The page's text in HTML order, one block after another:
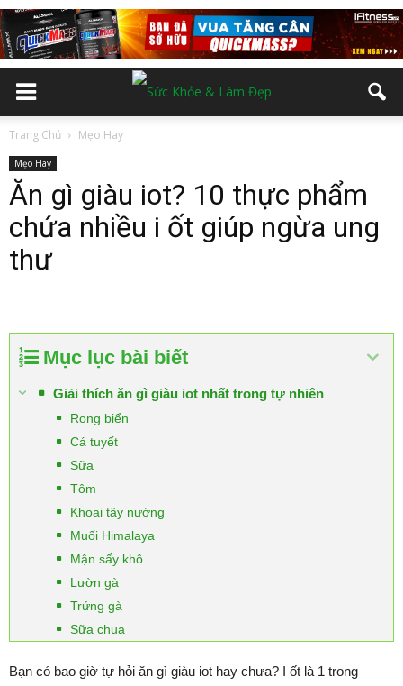
Trang Chủ Mẹo Hay
Mẹo Hay
Ăn gì giàu iot? 10 thực phẩm
chứa nhiều i ốt giúp ngừa ung
thư
Mục lục bài biết
Giải thích ăn gì giàu iot nhất trong tự nhiên
Rong biển
Cá tuyết
Sữa
Tôm
Khoai tây nướng
Muối Himalaya
Mận sấy khô
Lườn gà
Trứng gà
Sữa chua
Bạn có bao giờ tự hỏi ăn gì giàu iot hay chưa? I ốt là 1 trong